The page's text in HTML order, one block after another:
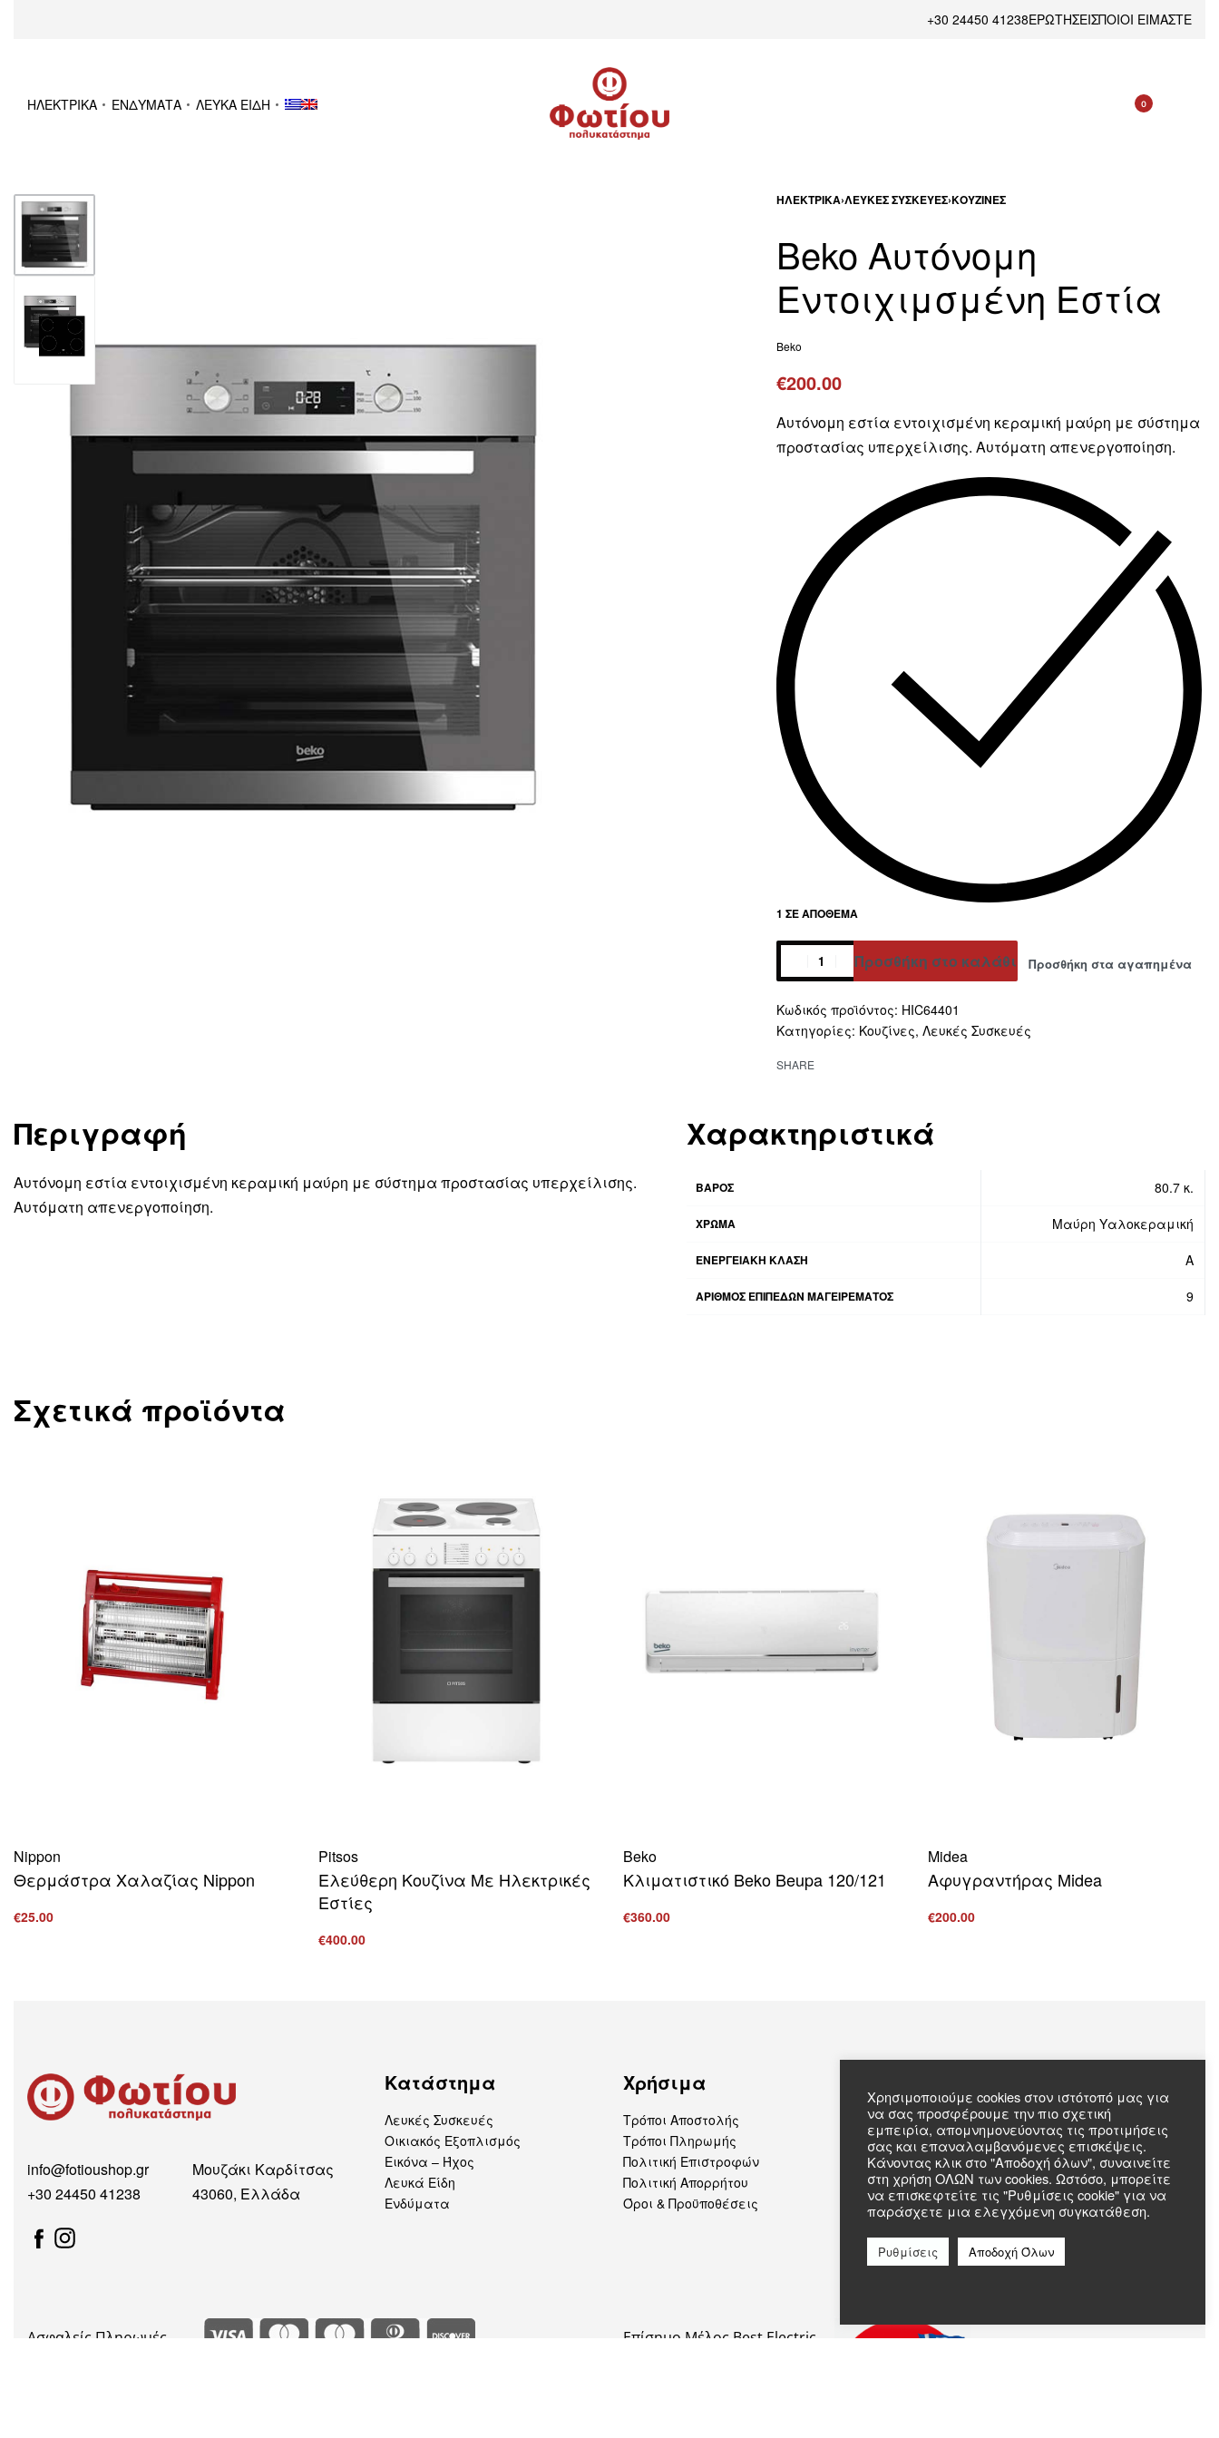
+30 24450 41238ΕΡΩΤΗΣΕΙΣΠΟΙΟΙ ΕΙΜΑΣΤΕ
ΗΛΕΚΤΡΙΚΑ ΕΝΔΥΜΑΤΑ ΛΕΥΚΑ ΕΙΔΗ 0
ΗΛΕΚΤΡΙΚΆ›ΛΕΥΚΈΣ ΣΥΣΚΕΥΈΣ›ΚΟΥΖΊΝΕΣ
Beko Aυτόνομη
Eντοιχιμσμένη Εστία
Beko
€200.00
Αυτόνομη εστία εντοιχισμένη κεραμική μαύρη με σύστημα
προστασίας υπερχείλισης. Αυτόματη απενεργοποίηση.
1 ΣΕ ΑΠΌΘΕΜΑ
Προσθήκη στο καλάθι Προσθήκη στα αγαπημένα
HIC64401
Κατηγορίες: Κουζίνες, Λευκές Συσκευές
SHARE
Περιγραφή
Αυτόνομη εστία εντοιχισμένη κεραμική μαύρη με σύστημα προστασίας υπερχείλισης.
Αυτόματη απενεργοποίηση.
Χαρακτηριστικά
ΒΆΡΟΣ 80.7 κ.
ΧΡΩΜΑ Μαύρη Υαλοκεραμική
ΕΝΕΡΓΕΙΑΚΗ KΛΑΣΗ A
ΑΡΙΘΜΟΣ ΕΠΙΠΕΔΩΝ ΜΑΓΕΙΡΕΜΑΤΟΣ 9
Σχετικά προϊόντα
Nippon
Θερμάστρα Χαλαζίας Nippon
€25.00
Pitsos
Ελεύθερη Κουζίνα Με Ηλεκτρικές
Εστίες
€400.00
Beko
Κλιματιστικό Beko Beupa 120/121
€360.00
Midea
Αφυγραντήρας Midea
€200.00
info@fotioushop.gr
+30 24450 41238
Μουζάκι Καρδίτσας
43060, Ελλάδα
Κατάστημα
Λευκές Συσκευές
Οικιακός Εξοπλισμός
Εικόνα – Ήχος
Λευκά Είδη
Ενδύματα
Χρήσιμα
Τρόποι Αποστολής
Τρόποι Πληρωμής
Πολιτική Επιστροφών
Πολιτική Απορρήτου
Όροι & Προϋποθέσεις
Συχνές Ερωτήσεις
Σχετικά με εμάς
Επικοινωνία
Ασφαλείς Πληρωμές Επίσημο Μέλος Best Electric
Χρησιμοποιούμε cookies στον ιστότοπό μας για
να σας προσφέρουμε την πιο σχετική
εμπειρία, απομνημονεύοντας τις προτιμήσεις
σας και επαναλαμβανόμενες επισκέψεις.
Κάνοντας κλικ στο "Αποδοχή όλων", συναινείτε
στη χρήση ΟΛΩΝ των cookies. Ωστόσο, μπορείτε
να επισκεφτείτε τις "Ρυθμίσεις cookie" για να
παράσχετε μια ελεγχόμενη συγκατάθεση.
Ρυθμίσεις Αποδοχή Όλων